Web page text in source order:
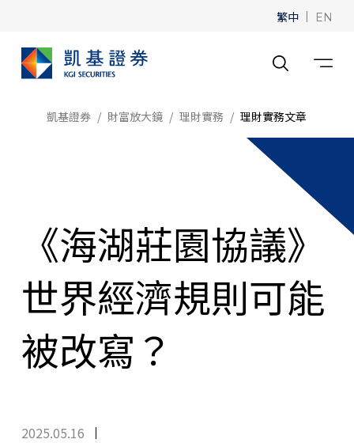
繁中 | EN
凱基證券 財富放大鏡 理財實務 理財實務文章
《海湖莊園協議》
世界經濟規則可能
被改寫？
2025.05.16